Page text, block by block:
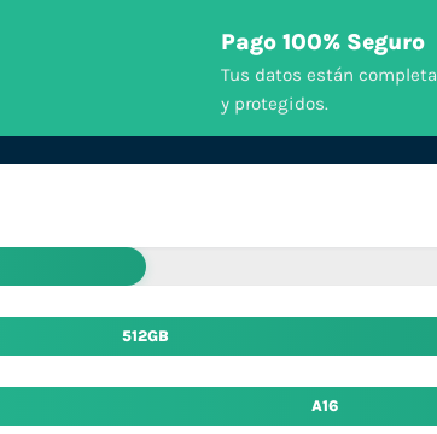
Pago 100% Seguro
Tus datos están
y protegidos.
512GB
A16